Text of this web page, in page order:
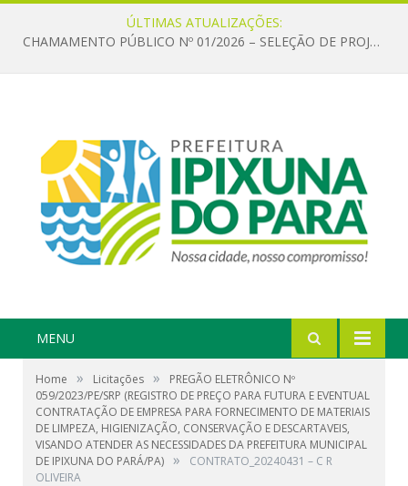
ÚLTIMAS ATUALIZAÇÕES:
CHAMAMENTO PÚBLICO Nº 01/2026 – SELEÇÃO DE PROJETOS PARA FIRMAR TERMO DE EXECUÇÃO CULTURAL COM RECURSOS DA POLÍTICA NACIONAL ALDIR BLANC DE FOMENTO À CULTURA – PNAB (LEI Nº 14.399/2022)
MENU
Home » Licitações »
PREGÃO ELETRÔNICO Nº
059/2023/PE/SRP (REGISTRO DE PREÇO PARA FUTURA E EVENTUAL
CONTRATAÇÃO DE EMPRESA PARA FORNECIMENTO DE MATERIAIS
DE LIMPEZA, HIGIENIZAÇÃO, CONSERVAÇÃO E DESCARTAVEIS,
VISANDO ATENDER AS NECESSIDADES DA PREFEITURA MUNICIPAL
DE IPIXUNA DO PARÁ/PA) »
CONTRATO_20240431 – C R
OLIVEIRA